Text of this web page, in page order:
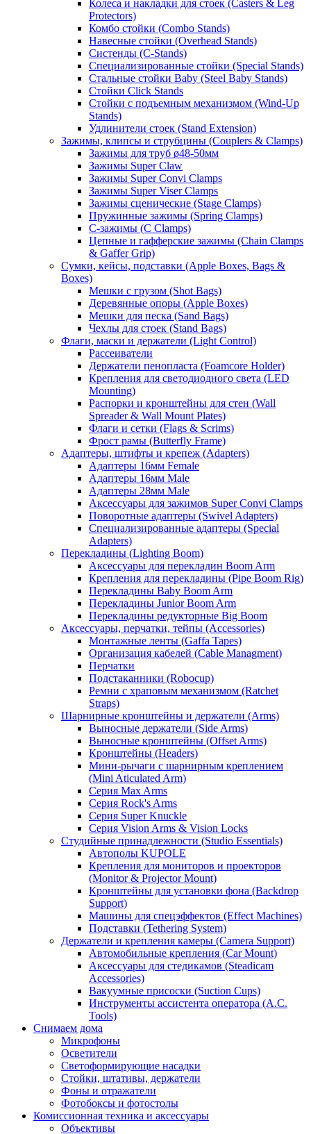
Колеса и накладки для стоек (Casters & Leg
Protectors)
Комбо стойки (Combo Stands)
Навесные стойки (Overhead Stands)
Систенды (C-Stands)
Специализированные стойки (Special Stands)
Стальные стойки Baby (Steel Baby Stands)
Стойки Click Stands
Стойки с подъемным механизмом (Wind-Up
Stands)
Удлинители стоек (Stand Extension)
Зажимы, клипсы и струбцины (Couplers & Clamps)
Зажимы для труб ø48-50мм
Зажимы Super Claw
Зажимы Super Convi Clamps
Зажимы Super Viser Clamps
Зажимы сценические (Stage Clamps)
Пружинные зажимы (Spring Clamps)
С-зажимы (C Clamps)
Цепные и гафферские зажимы (Chain Clamps
& Gaffer Grip)
Сумки, кейсы, подставки (Apple Boxes, Bags &
Boxes)
Мешки с грузом (Shot Bags)
Деревянные опоры (Apple Boxes)
Мешки для песка (Sand Bags)
Чехлы для стоек (Stand Bags)
Флаги, маски и держатели (Light Control)
Рассеиватели
Держатели пенопласта (Foamcore Holder)
Крепления для светодиодного света (LED
Mounting)
Распорки и кронштейны для стен (Wall
Spreader & Wall Mount Plates)
Флаги и сетки (Flags & Scrims)
Фрост рамы (Butterfly Frame)
Адаптеры, штифты и крепеж (Adapters)
Адаптеры 16мм Female
Адаптеры 16мм Male
Адаптеры 28мм Male
Аксессуары для зажимов Super Convi Clamps
Поворотные адаптеры (Swivel Adapters)
Специализированные адаптеры (Special
Adapters)
Перекладины (Lighting Boom)
Аксессуары для перекладин Boom Arm
Крепления для перекладины (Pipe Boom Rig)
Перекладины Baby Boom Arm
Перекладины Junior Boom Arm
Перекладины редукторные Big Boom
Аксессуары, перчатки, тейпы (Accessories)
Монтажные ленты (Gaffa Tapes)
Организация кабелей (Cable Managment)
Перчатки
Подстаканники (Robocup)
Ремни с храповым механизмом (Ratchet
Straps)
Шарнирные кронштейны и держатели (Arms)
Выносные держатели (Side Arms)
Выносные кронштейны (Offset Arms)
Кронштейны (Headers)
Мини-рычаги с шарнирным креплением
(Mini Aticulated Arm)
Серия Max Arms
Серия Rock's Arms
Серия Super Knuckle
Серия Vision Arms & Vision Locks
Студийные принадлежности (Studio Essentials)
Автополы KUPOLE
Крепления для мониторов и проекторов
(Monitor & Projector Mount)
Кронштейны для установки фона (Backdrop
Support)
Машины для спецэффектов (Effect Machines)
Подставки (Tethering System)
Держатели и крепления камеры (Camera Support)
Автомобильные крепления (Car Mount)
Аксессуары для стедикамов (Steadicam
Accessories)
Вакуумные присоски (Suction Cups)
Инструменты ассистента оператора (A.C.
Tools)
Снимаем дома
Микрофоны
Осветители
Светоформирующие насадки
Стойки, штативы, держатели
Фоны и отражатели
Фотобоксы и фотостолы
Комиссионная техника и аксессуары
Объективы